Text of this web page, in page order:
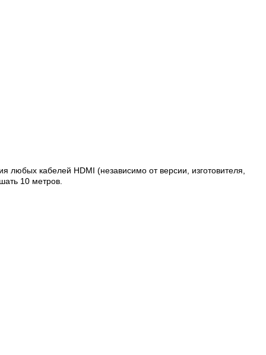
кабелей HDMI (независимо от версии, изготовителя,
10 метров.